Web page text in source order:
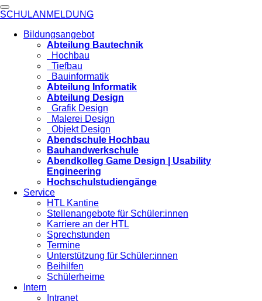
SCHULANMELDUNG
Bildungsangebot
Abteilung Bautechnik
Hochbau
Tiefbau
Bauinformatik
Abteilung Informatik
Abteilung Design
Grafik Design
Malerei Design
Objekt Design
Abendschule Hochbau
Bauhandwerkschule
Abendkolleg Game Design | Usability
Engineering
Hochschulstudiengänge
Service
HTL Kantine
Stellenangebote für Schüler:innen
Karriere an der HTL
Sprechstunden
Termine
Unterstützung für Schüler:innen
Beihilfen
Schülerheime
Intern
Intranet